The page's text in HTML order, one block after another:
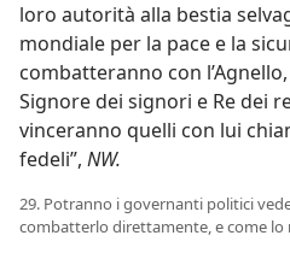
loro autorità alla bestia
mondiale per la pace e la
combatteranno con
Signore dei signori e Re dei
vinceranno quelli con lui
fedeli”, NW.
29. Potranno i governanti politici
combatterlo direttamente, e come lo